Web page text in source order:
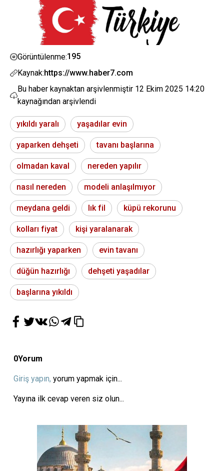
Görüntülenme:195
Kaynak:https://www.haber7.com
Bu haber kaynaktan arşivlenmiştir 12 Ekim 2025 14:20
kaynağından arşivlendi
yıkıldı yaralı yaşadılar evin
yaparken dehşeti tavanı başlarına
olmadan kaval nereden yapılır
nasıl nereden modeli anlaşılmıyor
meydana geldi lık fil küpü rekorunu
kolları fiyat kişi yaralanarak
hazırlığı yaparken evin tavanı
düğün hazırlığı dehşeti yaşadılar
başlarına yıkıldı
0Yorum
Giriş yapın, yorum yapmak için...
Yayına ilk cevap veren siz olun...